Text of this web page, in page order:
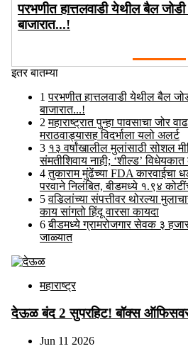
परभणीत हात्तलवाडी येथील बैल
बाजारात...!
इतर बातम्या
1 परभणीत हात्तलवाडी येथील बैल
बाजारात...!
2 महाराष्ट्रात पुन्हा पावसाचा जोर
मराठवाड्यासह विदर्भाला यलो अलर्ट
3 १३ वर्षांखालील मुलांसाठी सोशल
संमतीशिवाय नाही; ‘शील्ड’
4 तुकाराम मुंढेंच्या FDA कारवाईचा
परवाने निलंबित, बीडमध्ये १.९४
5 वडिलांच्या संपत्तीवर थोरल्या
काय सांगतो हिंदू वारसा कायदा
6 बीडमध्ये ग्रामरोजगार सेवक ३
जाळ्यात
महाराष्ट्र
देऊळ बंद 2 सुपरहिट! बॉक्स
Jun 11 2026